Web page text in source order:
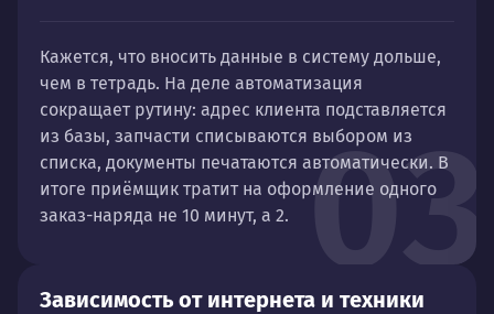
03
Кажется, что вносить данные в систему дольше,
чем в тетрадь. На деле автоматизация
сокращает рутину: адрес клиента подставляется
из базы, запчасти списываются выбором из
списка, документы печатаются автоматически. В
итоге приёмщик тратит на оформление одного
заказ-наряда не 10 минут, а 2.
Зависимость от интернета и техники